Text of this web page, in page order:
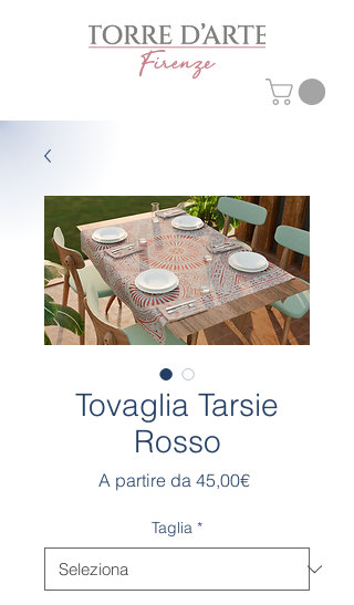
Tovaglia Tarsie
Rosso
A partire da 45,00€Prezzo
Taglia *